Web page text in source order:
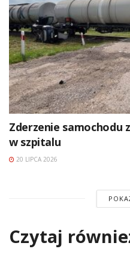
Zderzenie samochodu
w szpitalu
20 LIPCA 2026
Czytaj